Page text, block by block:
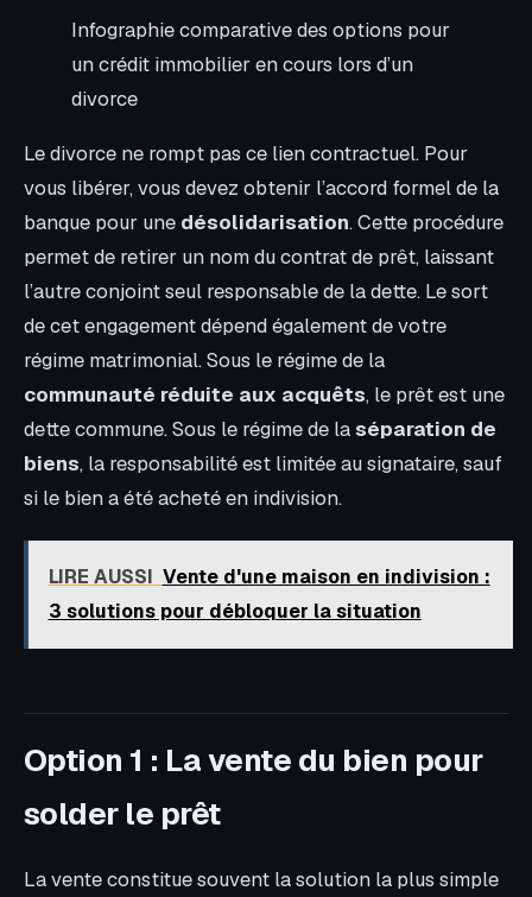
Infographie comparative des options pour
un crédit immobilier en cours lors d’un
divorce
Le divorce ne rompt pas ce lien contractuel. Pour
vous libérer, vous devez obtenir l’accord formel de la
banque pour une désolidarisation. Cette procédure
permet de retirer un nom du contrat de prêt, laissant
l’autre conjoint seul responsable de la dette. Le sort
de cet engagement dépend également de votre
régime matrimonial. Sous le régime de la
communauté réduite aux acquêts, le prêt est une
dette commune. Sous le régime de laséparation de
biens, la responsabilité est limitée au signataire, sauf
si le bien a été acheté en indivision.
LIRE AUSSI Vente d'une maison en indivision :
3 solutions pour débloquer la situation
Option 1 : La vente du bien pour
solder le prêt
La vente constitue souvent la solution la plus simple